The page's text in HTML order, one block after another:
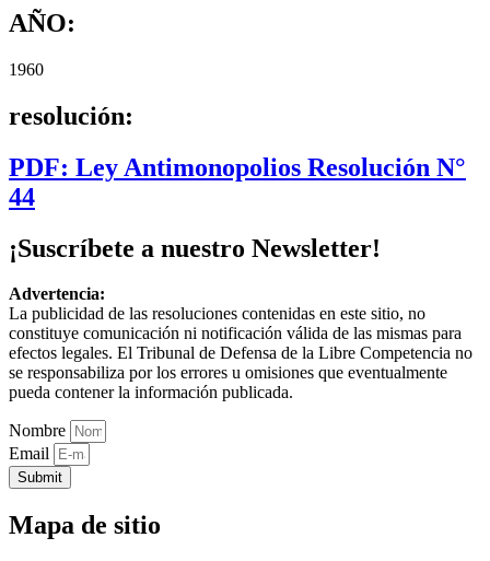
AÑO:
1960
resolución:
PDF: Ley Antimonopolios Resolución N°
44
¡Suscríbete a nuestro Newsletter!
Advertencia:
La publicidad de las resoluciones contenidas en este sitio, no
constituye comunicación ni notificación válida de las mismas para
efectos legales. El Tribunal de Defensa de la Libre Competencia no
se responsabiliza por los errores u omisiones que eventualmente
pueda contener la información publicada.
Nombre
Email
Submit
Mapa de sitio